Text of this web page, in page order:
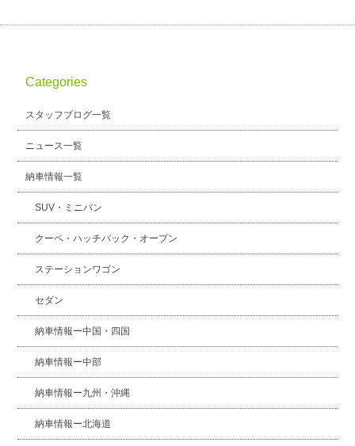
Categories
スタッフブログ一覧
ニュース一覧
納車情報一覧
SUV・ミニバン
クーペ・ハッチバック・オープン
ステーションワゴン
セダン
納車情報ー中国・四国
納車情報ー中部
納車情報ー九州・沖縄
納車情報ー北海道